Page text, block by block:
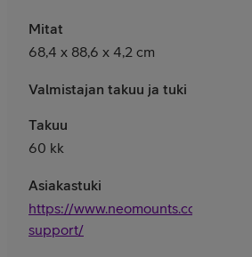
Mitat
68,4 x 88,6 x 4,2 cm
Valmistajan takuu ja tuki
Takuu
60 kk
Asiakastuki
https://www.neomounts.com/
support/